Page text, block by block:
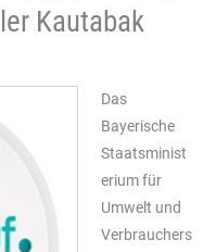
Kautabak
Das
Bayerische
Staatsminist
erium für
Umwelt und
Verbrauchers